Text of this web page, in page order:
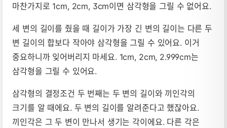
마찬가지로 1cm, 2cm, 3cm이면 삼각형을 그릴 수 없어요.
세 변의 길이를 줬을 때 길이가 가장 긴 변의 길이는 다른 두
변 길이의 합보다 작아야 삼각형을 그릴 수 있어요. 이거
중요하니까 잊어버리지 마세요. 1cm, 2cm, 2.999cm는
삼각형을 그릴 수 있어요.
삼각형의 결정조건 두 번째는 두 변의 길이와 끼인각의
크기를 알 때에요. 두 변의 길이를 알려준다고 했잖아요.
끼인각은 그 두 변이 만나서 생기는 각이에요. 다른 각은